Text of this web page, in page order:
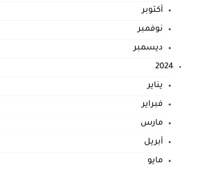
أكتوبر
نوفمبر
ديسمبر
2024
يناير
فبراير
مارس
أبريل
مايو